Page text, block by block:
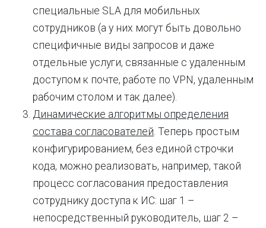
специальные SLA для мобильных
сотрудников (а у них могут быть довольно
специфичные виды запросов и даже
отдельные услуги, связанные с удаленным
доступом к почте, работе по VPN, удаленным
рабочим столом и так далее).
Динамические алгоритмы определения
состава согласователей. Теперь простым
конфигурированием, без единой строчки
кода, можно реализовать, например, такой
процесс согласования предоставления
сотруднику доступа к ИС: шаг 1 –
непосредственный руководитель, шаг 2 –